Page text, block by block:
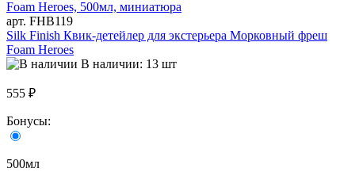
арт. FHB119
Silk Finish Квик-детейлер для экстерьера Морковный фреш
Foam Heroes
В наличии: 13 шт
555 ₽
Бонусы:
500мл